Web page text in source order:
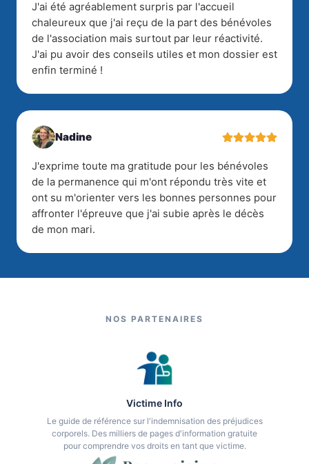
J'ai été agréablement surpris par l'accueil
chaleureux que j'ai reçu de la part des bénévoles
de l'association mais surtout par leur réactivité.
J'ai pu avoir des conseils utiles et mon dossier est
enfin terminé !
Nadine
J'exprime toute ma gratitude pour les bénévoles
de la permanence qui m'ont répondu très vite et
ont su m'orienter vers les bonnes personnes pour
affronter l'épreuve que j'ai subie après le décès
de mon mari.
NOS PARTENAIRES
Victime Info
Le guide de référence sur l'indemnisation des préjudices
corporels. Des milliers de pages d'information gratuite
pour comprendre vos droits en tant que victime.